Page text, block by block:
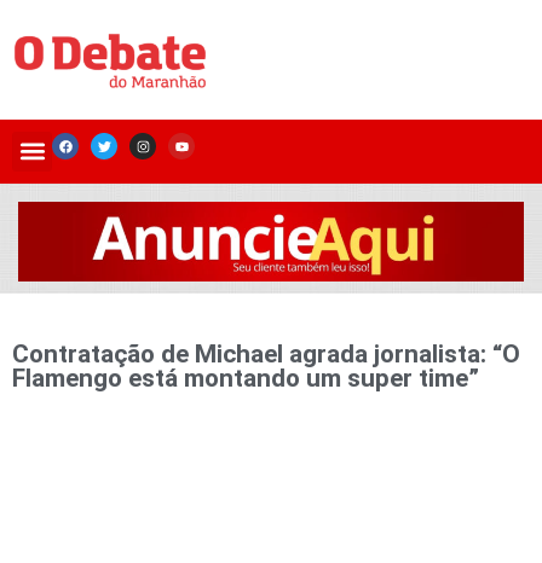
Contratação de Michael agrada jornalista: “O
Flamengo está montando um super time”